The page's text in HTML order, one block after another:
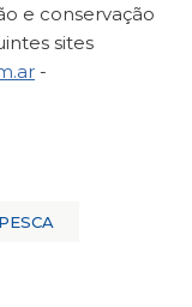
e conservação
sites
-